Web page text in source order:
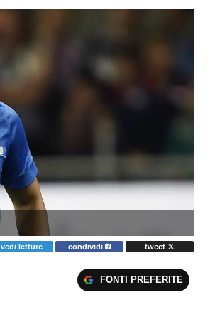
vedi letture condividi tweet
FONTI PREFERITE